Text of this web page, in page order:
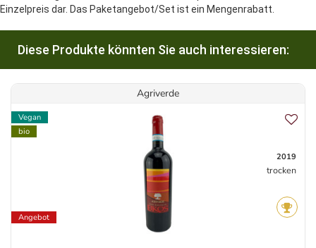
Einzelpreis dar. Das Paketangebot/Set ist ein Mengenrabatt.
Diese Produkte könnten Sie auch interessieren:
Agriverde
Vegan
bio
Angebot
2019
trocken